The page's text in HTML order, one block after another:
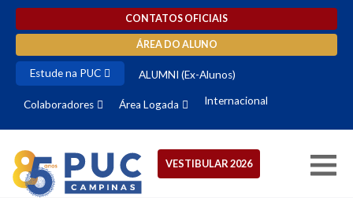
CONTATOS OFICIAIS
ÁREA DO ALUNO
Estude na PUC ALUMNI (Ex-Alunos)
Colaboradores Área Logada Internacional
VESTIBULAR 2026